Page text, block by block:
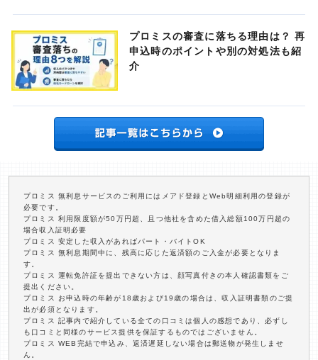
プロミスの審査に落ちる理由は？ 再
申込時のポイントや別の対処法も紹
介
プロミス 無利息サービスのご利用にはメアド登録とWeb明細利用の登録が
必要です。
プロミス 利用限度額が50万円超、且つ他社を含めた借入総額100万円超の
場合収入証明必要
プロミス 安定した収入があればパート・バイトOK
プロミス 無利息期間中に、残高に応じた返済額のご入金が必要となりま
す。
プロミス 運転免許証を提出できない方は、顔写真付きの本人確認書類をご
提出ください。
プロミス お申込時の年齢が18歳および19歳の場合は、収入証明書類のご提
出が必須となります。
プロミス 記事内で紹介している全ての口コミは個人の感想であり、必ずし
も口コミと同様のサービス提供を保証するものではございません。
プロミス WEB完結で申込み、返済遅延しない場合は郵送物が発生しませ
ん。